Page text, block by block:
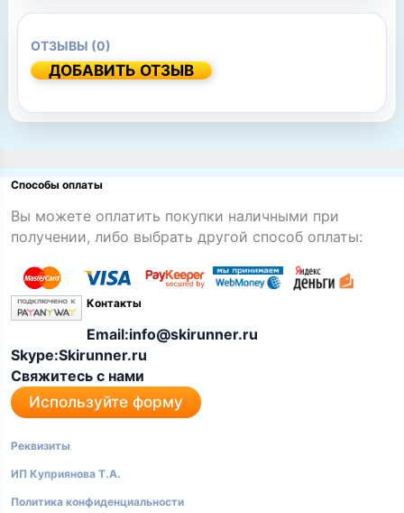
ОТЗЫВЫ (0)
ДОБАВИТЬ ОТЗЫВ
Способы оплаты
Вы можете оплатить покупки наличными при
получении, либо выбрать другой способ оплаты:
Контакты
Email:info@skirunner.ru
Skype:Skirunner.ru
Свяжитесь с нами
Используйте форму
Реквизиты
ИП Куприянова Т.А.
Политика конфиденциальности